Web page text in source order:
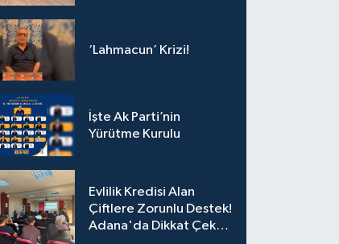
‘Lahmacun’ Krizi!
İşte Ak Parti’nin
Yürütme Kurulu
Evlilik Kredisi Alan
Çiftlere Zorunlu Destek!
Adana'da Dikkat Çeken